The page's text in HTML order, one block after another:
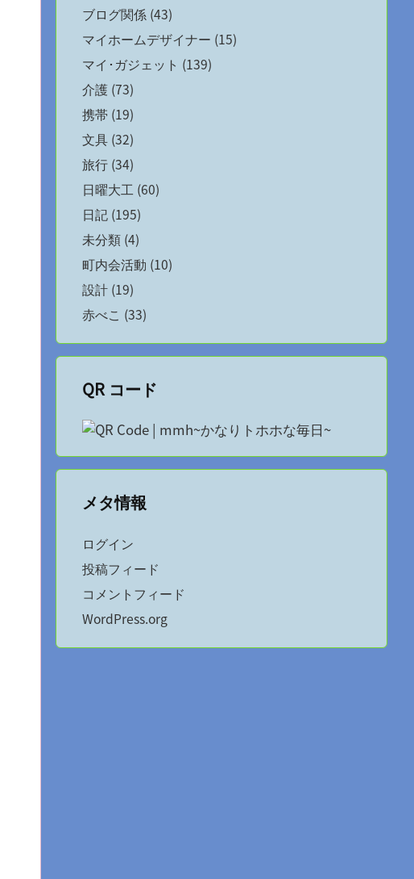
ブログ関係 (43)
マイホームデザイナー (15)
マイ･ガジェット (139)
介護 (73)
携帯 (19)
文具 (32)
旅行 (34)
日曜大工 (60)
日記 (195)
未分類 (4)
町内会活動 (10)
設計 (19)
赤べこ (33)
QR コード
メタ情報
ログイン
投稿フィード
コメントフィード
WordPress.org